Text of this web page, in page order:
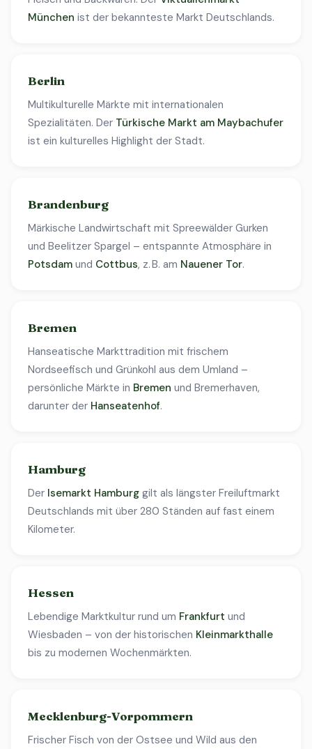
München ist der bekannteste Markt Deutschlands.
Berlin
Multikulturelle Märkte mit internationalen
Spezialitäten. Der Türkische Markt am Maybachufer
ist ein kulturelles Highlight der Stadt.
Brandenburg
Märkische Landwirtschaft mit Spreewälder Gurken
und Beelitzer Spargel – entspannte Atmosphäre in
Potsdam und Cottbus, z. B. am Nauener Tor.
Bremen
Hanseatische Markttradition mit frischem
Nordseefisch und Grünkohl aus dem Umland –
persönliche Märkte in Bremen und Bremerhaven,
darunter der Hanseatenhof.
Hamburg
Der Isemarkt Hamburg gilt als längster Freiluftmarkt
Deutschlands mit über 280 Ständen auf fast einem
Kilometer.
Hessen
Lebendige Marktkultur rund um Frankfurt und
Wiesbaden – von der historischen Kleinmarkthalle
bis zu modernen Wochenmärkten.
Mecklenburg-Vorpommern
Frischer Fisch von der Ostsee und Wild aus den